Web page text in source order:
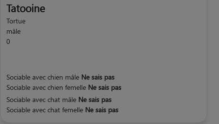
Tatooine
Tortue
mâle
0
Sociable avec chien mâle Ne sais pas
Sociable avec chien femelle Ne sais pas
Sociable avec chat mâle Ne sais pas
Sociable avec chat femelle Ne sais pas